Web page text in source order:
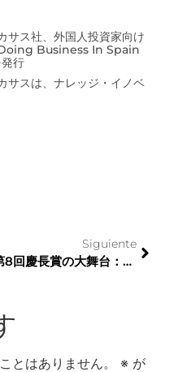
サス社、外国人投資家向け
Business In Spain
行
サスは、ナレッジ・イノベ
Siguiente
第8回慶長賞の大舞台：ウェリントン
とはありません。 ※ が